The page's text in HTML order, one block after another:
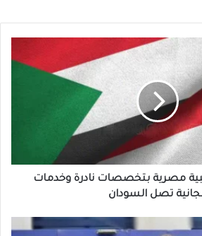
مصرية بتخصصات نادرة وخدمات
تصل السودان